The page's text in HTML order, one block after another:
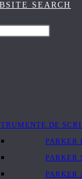
SEARCH
DE
PARKER
PARKER
PARKER